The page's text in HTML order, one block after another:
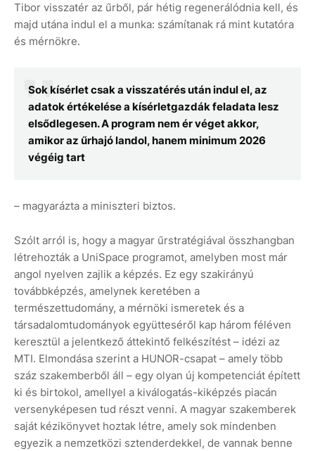
Tibor visszatér az űrből, pár hétig regenerálódnia kell, és
majd utána indul el a munka: számítanak rá mint kutatóra
és mérnökre.
Sok kísérlet csak a visszatérés után indul el, az
adatok értékelése a kísérletgazdák feladata lesz
elsődlegesen. A program nem ér véget akkor,
amikor az űrhajó landol, hanem minimum 2026
végéig tart
– magyarázta a miniszteri biztos.
Szólt arról is, hogy a magyar űrstratégiával összhangban
létrehozták a UniSpace programot, amelyben most már
angol nyelven zajlik a képzés. Ez egy szakirányú
továbbképzés, amelynek keretében a
természettudomány, a mérnöki ismeretek és a
társadalomtudományok együtteséről kap három féléven
keresztül a jelentkező áttekintő felkészítést – idézi az
MTI. Elmondása szerint a HUNOR-csapat – amely több
száz szakemberből áll – egy olyan új kompetenciát épített
ki és birtokol, amellyel a kiválogatás-kiképzés piacán
versenyképesen tud részt venni. A magyar szakemberek
saját kézikönyvet hoztak létre, amely sok mindenben
egyezik a nemzetközi sztenderdekkel, de vannak benne